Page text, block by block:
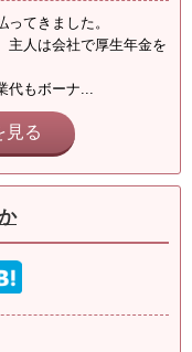
ってきました。
主人は会社で厚生年金を
代もボーナ...
見る